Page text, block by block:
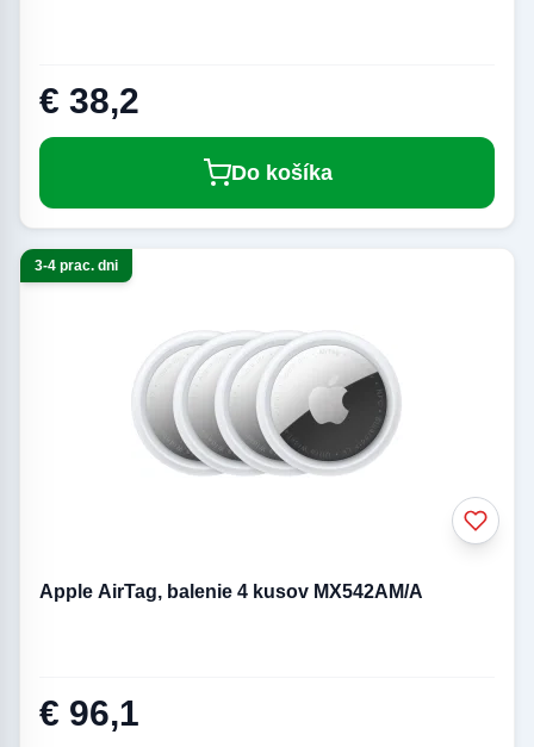
€ 38,2
Do košíka
3-4 prac. dni
Apple AirTag, balenie 4 kusov MX542AM/A
€ 96,1